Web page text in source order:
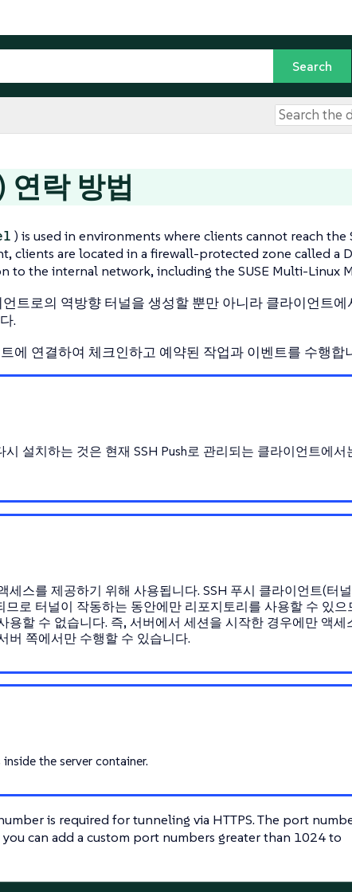
연락 방법
) is used in environments where clients cannot reach the
clients are located in a firewall-protected zone called a
to the internal network, including the SUSE Multi-Linux
트로의 역방향 터널을 생성할 뿐만 아니라 클라이언트에
.
에 연결하여 체크인하고 예약된 작업과 이벤트를 수행합
설치하는 것은 현재 SSH Push로 관리되는 클라이언트에서
세스를 제공하기 위해 사용됩니다. SSH 푸시 클라이언트(터
로 터널이 작동하는 동안에만 리포지토리를 사용할 수 있으
용할 수 없습니다. 즉, 서버에서 세션을 시작한 경우에만 액세
버 쪽에서만 수행할 수 있습니다.
the server container.
is required for tunneling via HTTPS. The port
can add a custom port numbers greater than 1024 to